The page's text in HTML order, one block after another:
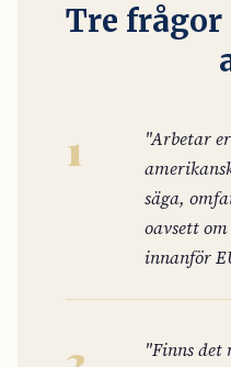
Tre frågor
1
"Arbetar
säga,
oavsett
innanför
"Finns